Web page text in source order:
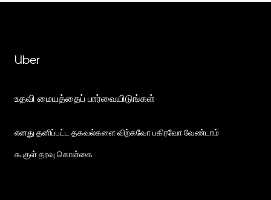
Uber
உதவி மையத்தைப் பார்வையிடுங்கள்
எனது தனிப்பட்ட தகவல்களை விற்கவோ பகிரவோ வேண்டாம்
கூகுள் தரவு கொள்கை